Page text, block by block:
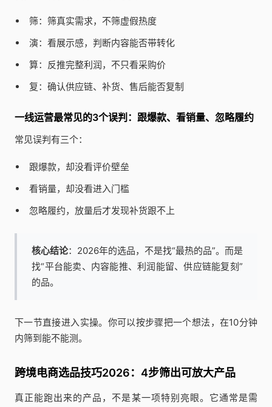
筛：筛真实需求，不筛虚假热度
演：看展示感，判断内容能否带转化
算：反推完整利润，不只看采购价
复：确认供应链、补货、售后能否复制
一线运营最常见的3个误判：跟爆款、看销量、忽略履约
常见误判有三个：
跟爆款，却没看评价壁垒
看销量，却没看进入门槛
忽略履约，放量后才发现补货跟不上
核心结论：2026年的选品，不是找“最热的品”。而是
找“平台能卖、内容能推、利润能留、供应链能复刻”
的品。
下一节直接进入实操。你可以按步骤把一个想法，在10分钟
内筛到能不能测。
跨境电商选品技巧2026：4步筛出可放大产品
真正能跑出来的产品，不是某一项特别亮眼。它通常是需